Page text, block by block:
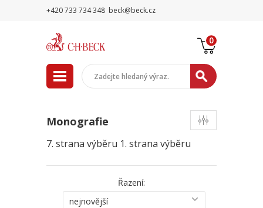
+420 733 734 348 beck@beck.cz
0
Monografie
7. strana výběru 1. strana výběru
Řazení:
nejnovější